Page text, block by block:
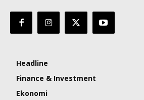
Headline
Finance & Investment
Ekonomi